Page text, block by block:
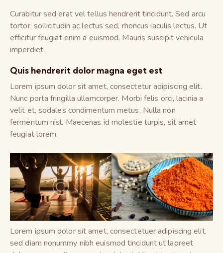
Curabitur sed erat vel tellus hendrerit tincidunt. Sed arcu
tortor, sollicitudin ac lectus sed, rhoncus iaculis lectus. Ut
efficitur feugiat enim a euismod. Mauris suscipit vehicula
imperdiet.
Quis hendrerit dolor magna eget est
Lorem ipsum dolor sit amet, consectetur adipiscing elit.
Nunc porta fringilla ullamcorper. Morbi felis orci, lacinia a
velit et, sodales condimentum metus. Nulla non
fermentum nisl. Maecenas id molestie turpis, sit amet
feugiat lorem.
Lorem ipsum dolor sit amet, consectetuer adipiscing elit,
sed diam nonummy nibh euismod tincidunt ut laoreet